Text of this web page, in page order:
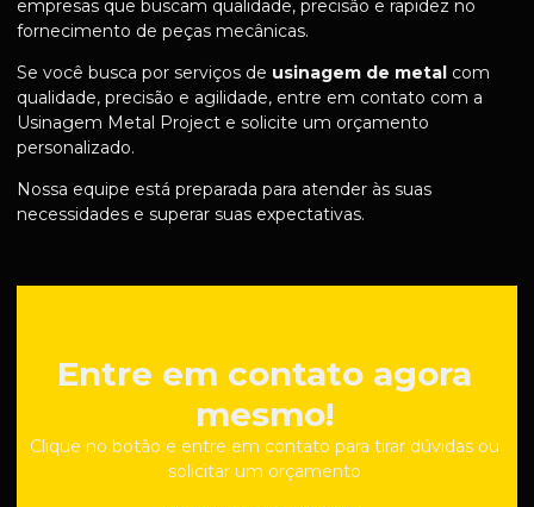
empresas que buscam qualidade, precisão e rapidez no
fornecimento de peças mecânicas.
Se você busca por serviços de usinagem de metal com
qualidade, precisão e agilidade, entre em contato com a
Usinagem Metal Project e solicite um orçamento
personalizado.
Nossa equipe está preparada para atender às suas
necessidades e superar suas expectativas.
Entre em contato agora
mesmo!
Clique no botão e entre em contato para tirar dúvidas ou
solicitar um orçamento